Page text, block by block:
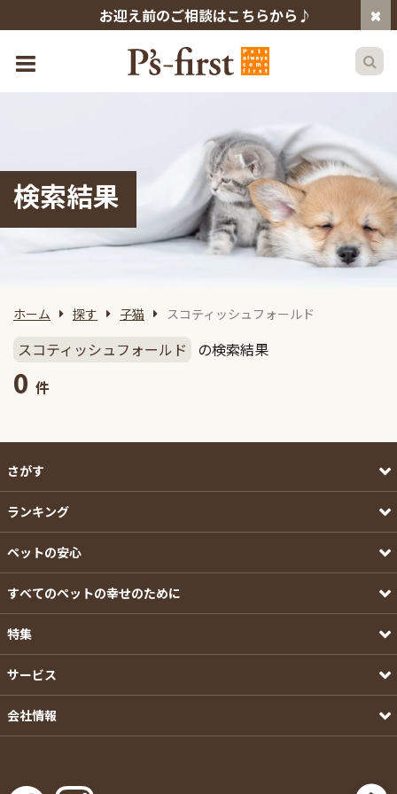
お迎え前のご相談はこちらから♪
検索結果
ホーム 探す 子猫 スコティッシュフォールド
スコティッシュフォールド の検索結果
0 件
さがす
ランキング
ペットの安心
すべてのペットの幸せのために
特集
サービス
会社情報